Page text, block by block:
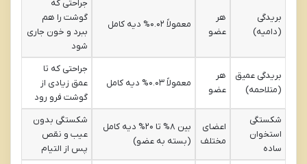
بریدگی
(دامیه)
هر
عضو
معمولاً ۰.۰۲% دیه کامل
جراحتی که
گوشت را هم
ببرد و خون جاری
شود
بریدگی عمیق
(متلاحمه)
هر
عضو
معمولاً ۰.۰۳% دیه کامل
جراحتی که تا
عمق زیادی از
گوشت فرو رود
شکستگی
استخوان
ساده
اعضای
مختلف
بین ۸% تا ۲۰% دیه کامل
(بسته به عضو)
شکستگی بدون
عیب و نقص
پس از التیام